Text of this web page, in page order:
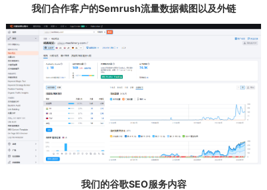
我们合作客户的Semrush流量数据截图以及外链
我们的谷歌SEO服务内容